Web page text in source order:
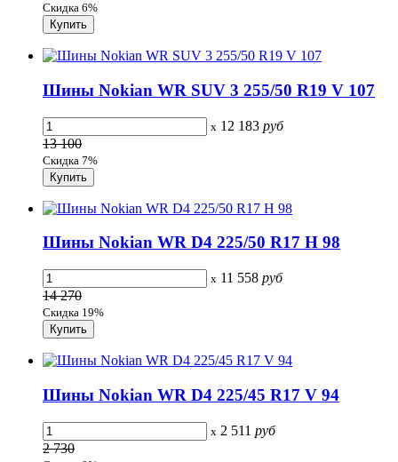
Скидка 6%
Шины Nokian WR SUV 3 255/50 R19 V 107
x 12 183 руб
13 100
Скидка 7%
Шины Nokian WR D4 225/50 R17 H 98
x 11 558 руб
14 270
Скидка 19%
Шины Nokian WR D4 225/45 R17 V 94
x 2 511 руб
2 730